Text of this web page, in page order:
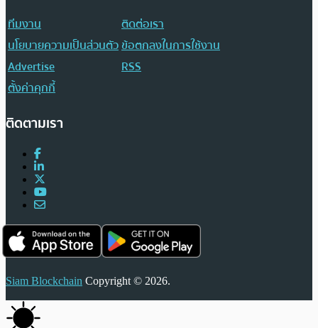
ทีมงาน
ติดต่อเรา
นโยบายความเป็นส่วนตัวข้อตกลงในการใช้งาน
Advertise
RSS
ตั้งค่าคุกกี้
ติดตามเรา
Siam Blockchain Copyright © 2026.